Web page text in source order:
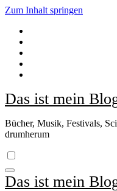
Zum Inhalt springen
Das ist mein
Bücher, Musik, Festivals,
drumherum
Das ist mein